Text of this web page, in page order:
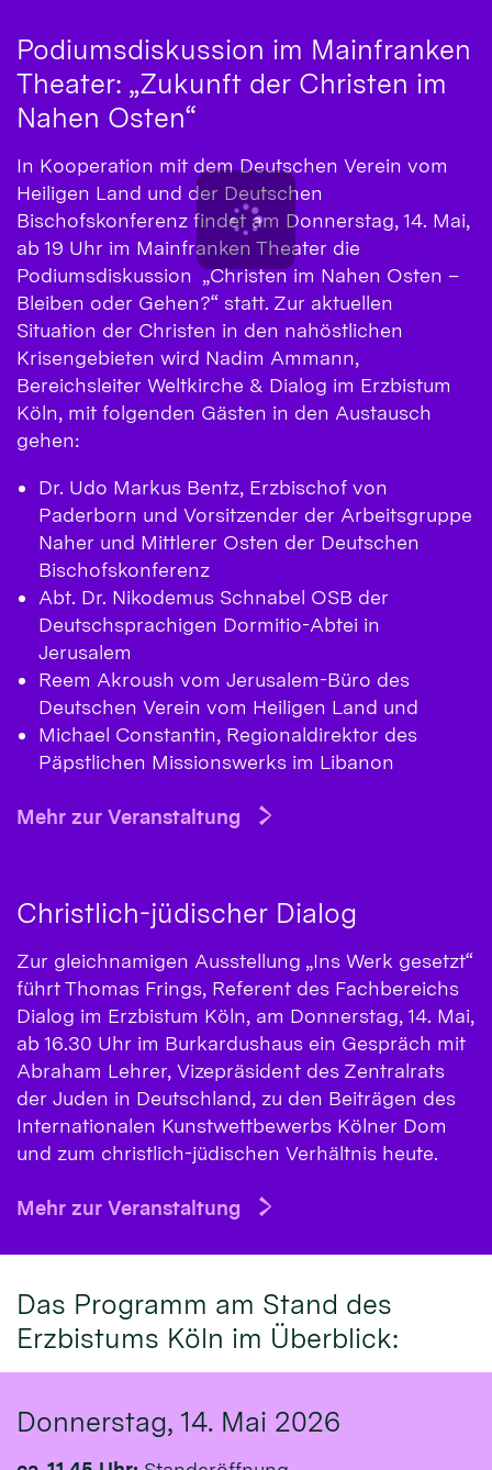
Podiumsdiskussion im Mainfranken
Theater: „Zukunft der Christen im
Nahen Osten“
In Kooperation mit dem Deutschen Verein vom
Heiligen Land und der Deutschen
Bischofskonferenz findet am Donnerstag, 14. Mai,
ab 19 Uhr im Mainfranken Theater die
Podiumsdiskussion „Christen im Nahen Osten –
Bleiben oder Gehen?“ statt. Zur aktuellen
Situation der Christen in den nahöstlichen
Krisengebieten wird Nadim Ammann,
Bereichsleiter Weltkirche & Dialog im Erzbistum
Köln, mit folgenden Gästen in den Austausch
gehen:
Dr. Udo Markus Bentz, Erzbischof von
Paderborn und Vorsitzender der Arbeitsgruppe
Naher und Mittlerer Osten der Deutschen
Bischofskonferenz
Abt. Dr. Nikodemus Schnabel OSB der
Deutschsprachigen Dormitio-Abtei in
Jerusalem
Reem Akroush vom Jerusalem-Büro des
Deutschen Verein vom Heiligen Land und
Michael Constantin, Regionaldirektor des
Päpstlichen Missionswerks im Libanon
Mehr zur Veranstaltung
Christlich-jüdischer Dialog
Zur gleichnamigen Ausstellung „Ins Werk gesetzt“
führt Thomas Frings, Referent des Fachbereichs
Dialog im Erzbistum Köln, am Donnerstag, 14. Mai,
ab 16.30 Uhr im Burkardushaus ein Gespräch mit
Abraham Lehrer, Vizepräsident des Zentralrats
der Juden in Deutschland, zu den Beiträgen des
Internationalen Kunstwettbewerbs Kölner Dom
und zum christlich-jüdischen Verhältnis heute.
Mehr zur Veranstaltung
Das Programm am Stand des
Erzbistums Köln im Überblick:
Donnerstag, 14. Mai 2026